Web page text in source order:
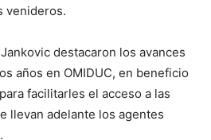
venideros.
destacaron los avances
años en OMIDUC, en beneficio
facilitarles el acceso a las
llevan adelante los agentes